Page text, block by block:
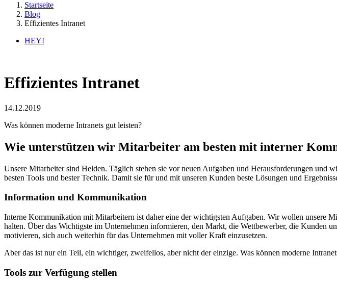
Startseite
Blog
Effizientes Intranet
HEY!
Effizientes Intranet
14.12.2019
Was können moderne Intranets gut leisten?
Wie unterstützen wir Mitarbeiter am besten mit interner
Unsere Mitarbeiter sind Helden. Täglich stehen sie vor neuen Aufgaben und Herausforderungen und
besten Tools und bester Technik. Damit sie für und mit unseren Kunden beste Lösungen und
Information und Kommunikation
Interne Kommunikation mit Mitarbeitern ist daher eine der wichtigsten Aufgaben. Wir wollen unsere
halten. Über das Wichtigste im Unternehmen informieren, den Markt, die Wettbewerber, die Kunden
motivieren, sich auch weiterhin für das Unternehmen mit voller Kraft einzusetzen.
Aber das ist nur ein Teil, ein wichtiger, zweifellos, aber nicht der einzige. Was können moderne
Tools zur Verfügung stellen